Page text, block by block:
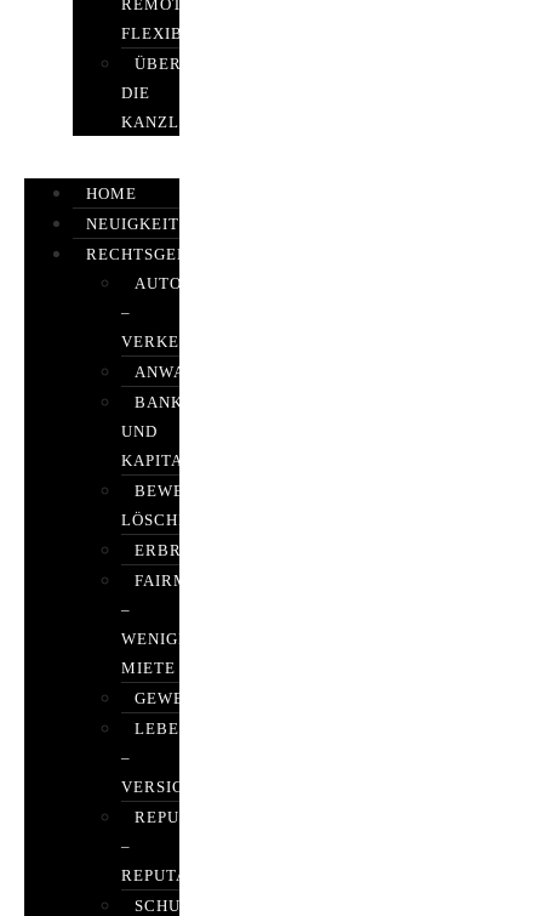
REMOTE,
FLEXIBEL
ÜBER
DIE
KANZLEI
HOME
NEUIGKEITEN
RECHTSGEBIETE
AUTOBETRUG
–
VERKEHRSRECHT
ANWALTSHAFTUNGSRECHT
BANK-
UND
KAPITALMARKTRECHT
BEWERTUNGEN
LÖSCHEN
ERBRECHT
FAIRMIETEN
–
WENIGER
MIETE
GEWERBERECHT
LEBENSVERSICHERUNG
–
VERSICHERUNGSRECHT
REPUTATIONSRECHT
–
REPUTATIONSMANAGEMENT
SCHUFARECHT